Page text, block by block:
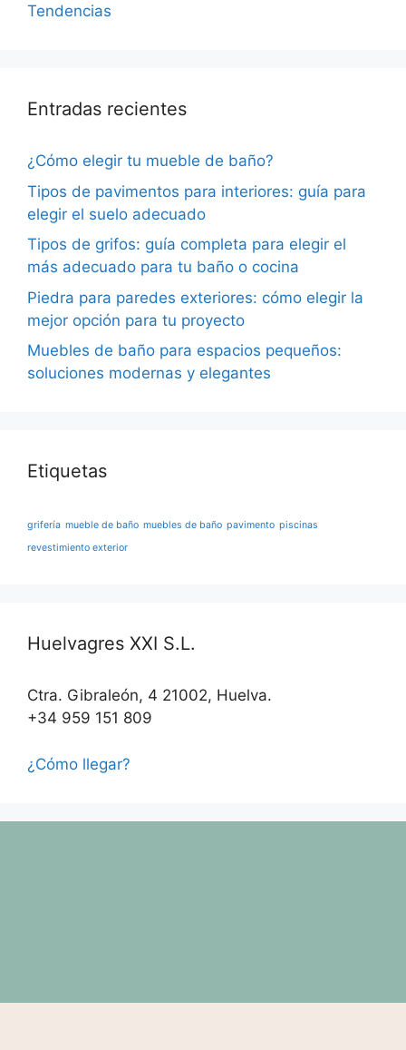
Tendencias
Entradas recientes
¿Cómo elegir tu mueble de baño?
Tipos de pavimentos para interiores: guía para
elegir el suelo adecuado
Tipos de grifos: guía completa para elegir el
más adecuado para tu baño o cocina
Piedra para paredes exteriores: cómo elegir la
mejor opción para tu proyecto
Muebles de baño para espacios pequeños:
soluciones modernas y elegantes
Etiquetas
grifería mueble de baño muebles de baño pavimento piscinas
revestimiento exterior
Huelvagres XXI S.L.
Ctra. Gibraleón, 4 21002, Huelva.
+34 959 151 809
¿Cómo llegar?